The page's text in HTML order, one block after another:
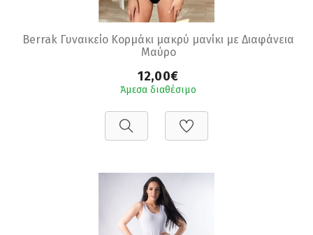
Berrak Γυναικείο Κορμάκι μακρύ μανίκι με Διαφάνεια
Μαύρο
12,00€
Άμεσα διαθέσιμο